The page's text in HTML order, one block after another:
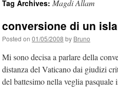
content
Tag Archives: Magdi Allam
conversione di un
Posted on 01/05/2008 by Bruno
Mi sono decisa a parlare della
distanza del Vaticano dai giudizi
del battesimo nella veglia